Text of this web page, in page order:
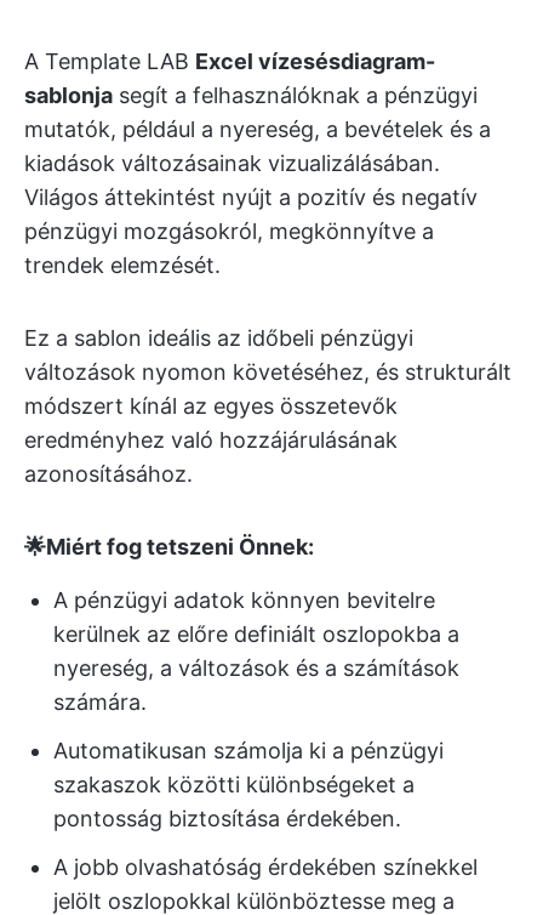
A Template LAB Excel vízesésdiagram-
sablonja segít a felhasználóknak a pénzügyi
mutatók, például a nyereség, a bevételek és a
kiadások változásainak vizualizálásában.
Világos áttekintést nyújt a pozitív és negatív
pénzügyi mozgásokról, megkönnyítve a
trendek elemzését.
Ez a sablon ideális az időbeli pénzügyi
változások nyomon követéséhez, és strukturált
módszert kínál az egyes összetevők
eredményhez való hozzájárulásának
azonosításához.
🌟Miért fog tetszeni Önnek:
A pénzügyi adatok könnyen bevitelre
kerülnek az előre definiált oszlopokba a
nyereség, a változások és a számítások
számára.
Automatikusan számolja ki a pénzügyi
szakaszok közötti különbségeket a
pontosság biztosítása érdekében.
A jobb olvashatóság érdekében színekkel
jelölt oszlopokkal különböztesse meg a